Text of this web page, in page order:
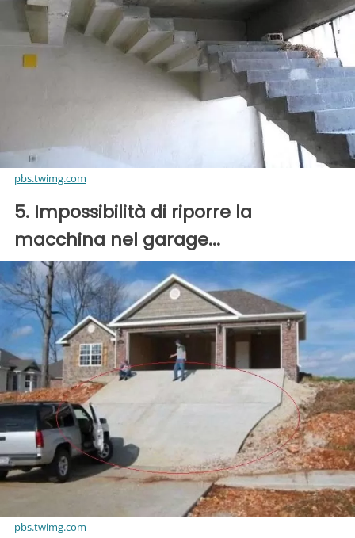
pbs.twimg.com
5. Impossibilità di riporre la
macchina nel garage...
pbs.twimg.com